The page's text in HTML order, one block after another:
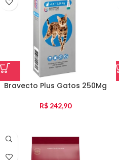
Bravecto Plus Gatos 250Mg
R$ 242,90